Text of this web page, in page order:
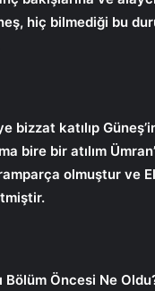
hiç bilmediği bu
bizzat katılıp
bire bir atılım
olmuştur ve
Bölüm Öncesi Ne